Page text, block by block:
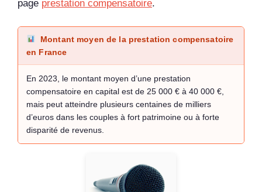
page prestation compensatoire.
Montant moyen de la prestation compensatoire
en France
En 2023, le montant moyen d’une prestation
compensatoire en capital est de 25 000 € à 40 000 €,
mais peut atteindre plusieurs centaines de milliers
d’euros dans les couples à fort patrimoine ou à forte
disparité de revenus.